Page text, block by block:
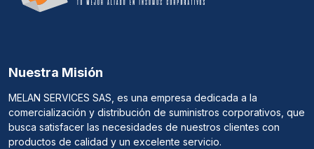
Nuestra Misión
MELAN SERVICES SAS, es una empresa dedicada a la
comercialización y distribución de suministros corporativos, que
busca satisfacer las necesidades de nuestros clientes con
productos de calidad y un excelente servicio.